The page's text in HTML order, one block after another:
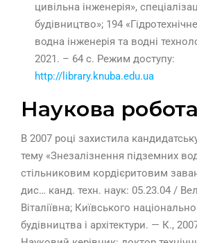
цивільна інженерія»,
будівництво»; 194
водна інженерія та водні
2021. – 64 с. Режим доступу:
http://library.knuba.edu.ua
Наукова робота
В 2007 році захистила
тему «Знезалізнення підземних
стільниковим кордієритовим
дис… канд. техн. наук: 05.23.04 /
Віталіївна; Київського
будівництва і архітектури. — К.,